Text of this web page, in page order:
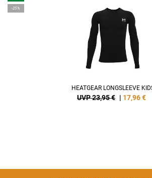
-25%
HEATGEAR LONGSLEEVE
UVP 23,95 € | 17,96€